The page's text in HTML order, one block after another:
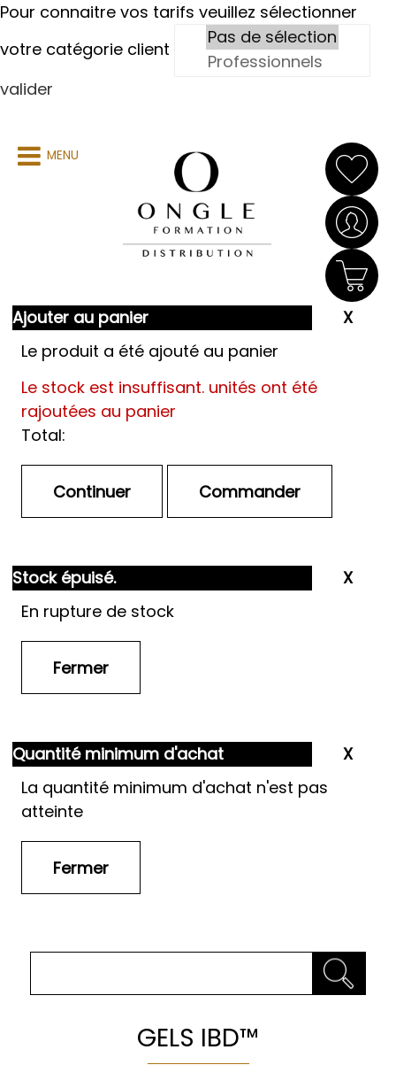
Pour connaitre vos tarifs veuillez sélectionner
votre catégorie client
valider
MENU
Ajouter au panier
Le produit a été ajouté au panier
Le stock est insuffisant. unités ont été
rajoutées au panier
Total:
Stock épuisé.
En rupture de stock
Quantité minimum d'achat
La quantité minimum d'achat n'est pas
atteinte
GELS IBD™